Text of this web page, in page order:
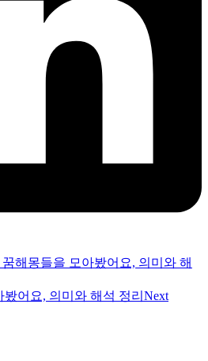
해몽들을 모아봤어요, 의미와 해
어요, 의미와 해석 정리 Next